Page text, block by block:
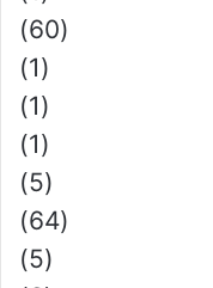
(60)
(1)
(1)
(1)
(5)
(64)
(5)